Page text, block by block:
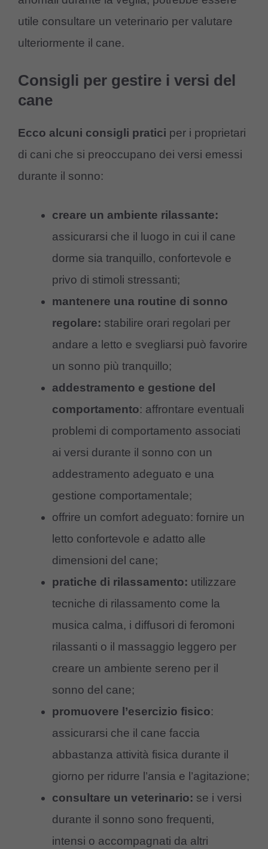
utile consultare un veterinario per valutare
ulteriormente il cane.
Consigli per gestire i versi del
cane
Ecco alcuni consigli pratici per i proprietari
di cani che si preoccupano dei versi emessi
durante il sonno:
creare un ambiente rilassante:
assicurarsi che il luogo in cui il cane
dorme sia tranquillo, confortevole e
privo di stimoli stressanti;
mantenere una routine di sonno
regolare: stabilire orari regolari per
andare a letto e svegliarsi può favorire
un sonno più tranquillo;
addestramento e gestione del
comportamento: affrontare eventuali
problemi di comportamento associati
ai versi durante il sonno con un
addestramento adeguato e una
gestione comportamentale;
offrire un comfort adeguato: fornire un
letto confortevole e adatto alle
dimensioni del cane;
pratiche di rilassamento: utilizzare
tecniche di rilassamento come la
musica calma, i diffusori di feromoni
rilassanti o il massaggio leggero per
creare un ambiente sereno per il
sonno del cane;
promuovere l’esercizio fisico:
assicurarsi che il cane faccia
abbastanza attività fisica durante il
giorno per ridurre l’ansia e l’agitazione;
consultare un veterinario: se i versi
durante il sonno sono frequenti,
intensi o accompagnati da altri